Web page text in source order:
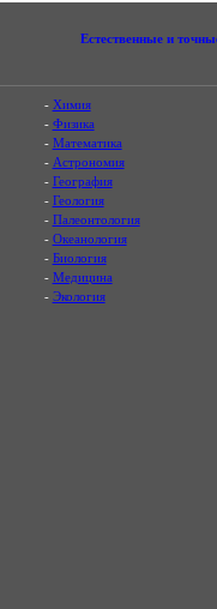
Естественные и
- Химия
- Физика
- Математика
- Астрономия
- География
- Геология
- Палеонтология
- Океанология
- Биология
- Медицина
- Экология